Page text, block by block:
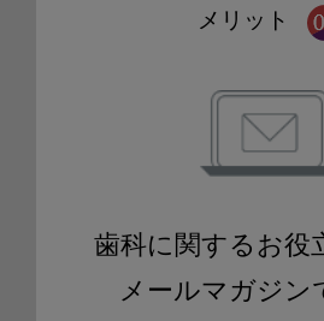
メリット
歯科に関するお役
メールマガジン